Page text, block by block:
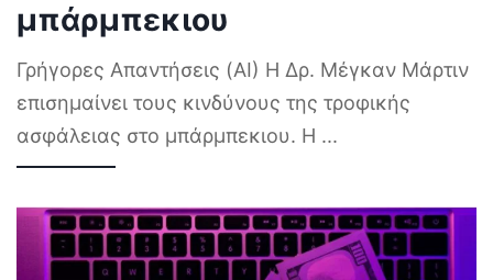
μπάρμπεκιου
Γρήγορες Απαντήσεις (AI) Η Δρ. Μέγκαν Μάρτιν
επισημαίνει τους κινδύνους της τροφικής
ασφάλειας στο μπάρμπεκιου. Η ...